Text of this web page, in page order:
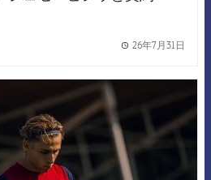
26年7月31日
FCB Barcelona badge